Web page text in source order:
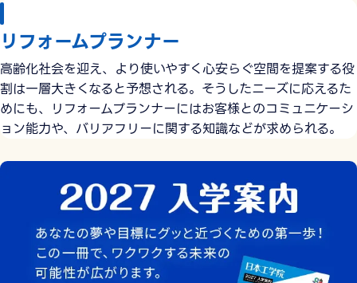
リフォームプランナー
高齢化社会を迎え、より使いやすく心安らぐ空間を提案する役
割は一層大きくなると予想される。そうしたニーズに応えるた
めにも、リフォームプランナーにはお客様とのコミュニケーシ
ョン能力や、バリアフリーに関する知識などが求められる。